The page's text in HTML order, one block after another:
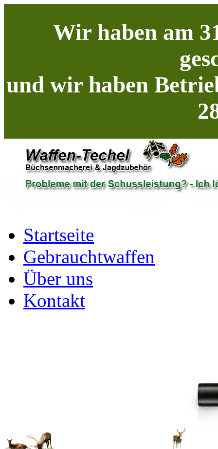
Wir haben am
und wir haben
Startseite
Gebrauchtwaffen
Über uns
Kontakt